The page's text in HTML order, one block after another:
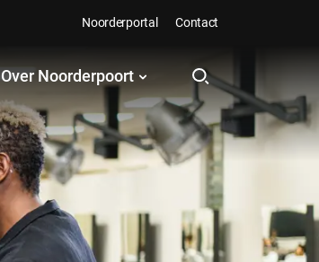
Noorderportal Contact
Over Noorderpoort